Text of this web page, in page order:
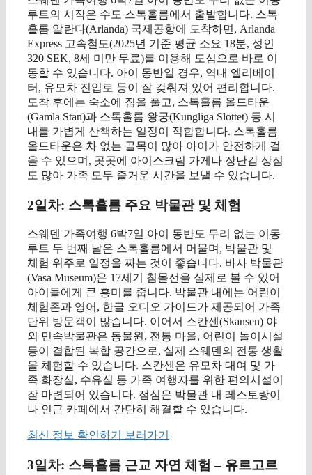
루트의 시작은 수도 스톡홀름에서 출발합니다. 스톡
홀름 알란다(Arlanda) 국제공항에 도착하면, Arlanda
Express 고속철도(2025년 기준 평균 소요 18분, 성인
320 SEK, 8세 미만 무료)를 이용해 도심으로 바로 이
동할 수 있습니다. 아이 동반일 경우, 역내 엘리베이
터, 유모차 진입로 등이 잘 갖춰져 있어 편리합니다.
도착 후에는 숙소에 짐을 풀고, 스톡홀름 올드타운
(Gamla Stan)과 스톡홀름 왕궁(Kungliga Slottet) 등 시
내를 가볍게 산책하는 일정이 적합합니다. 스톡홀름
올드타운은 차 없는 골목이 많아 아이가 안전하게 걸
을 수 있으며, 곳곳에 아이스크림 가게나 장난감 상점
도 많아 가족 모두 즐거운 시간을 보낼 수 있습니다.
2일차: 스톡홀름 주요 박물관 및 체험
스웨덴 가족여행 6박7일 아이 동반도 무리 없는 이동
루트 두 번째 날은 스톡홀름에서 머물며, 박물관 및
체험 위주로 일정을 짜는 것이 좋습니다. 바사 박물관
(Vasa Museum)은 17세기 침몰선을 실제로 볼 수 있어
아이들에게 큰 흥미를 줍니다. 박물관 내에는 어린이
체험존과 영어, 한글 오디오 가이드가 제공되어 가족
단위 방문객이 많습니다. 이어서 스칸센(Skansen) 야
외 민속박물관은 동물원, 전통 마을, 어린이 놀이시설
등이 결합된 복합 공간으로, 실제 스웨덴의 전통 생활
을 체험할 수 있습니다. 스칸센은 유모차 대여 및 가
족 화장실, 수유실 등 가족 여행자를 위한 편의시설이
잘 마련되어 있습니다. 점심은 박물관 내 레스토랑이
나 인근 카페에서 간단히 해결할 수 있습니다.
최신 정보 확인하기 보러가기
3일차: 스톡홀름 근교 자연 체험 – 유르고르